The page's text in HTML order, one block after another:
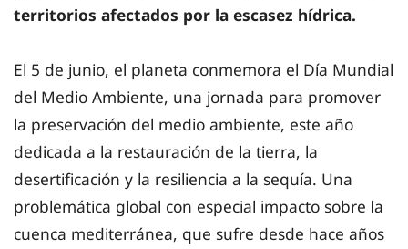
territorios afectados por la escasez hídrica.
El 5 de junio, el planeta conmemora el Día Mundial
del Medio Ambiente, una jornada para promover
la preservación del medio ambiente, este año
dedicada a la restauración de la tierra, la
desertificación y la resiliencia a la sequía. Una
problemática global con especial impacto sobre la
cuenca mediterránea, que sufre desde hace años